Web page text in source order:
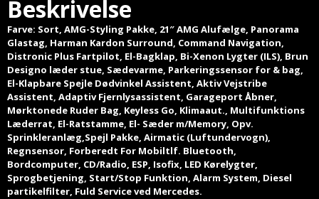
Beskrivelse
Farve: Sort, AMG-Styling Pakke, 21″ AMG Alufælge, Panorama
Glastag, Harman Kardon Surround, Command Navigation,
Distronic Plus Fartpilot, El-Bagklap, Bi-Xenon Lygter (ILS), Brun
Designo læder stue, Sædevarme, Parkeringssensor for & bag,
El-Klapbare Spejle Dødvinkel Assistent, Aktiv Vejstribe
Assistent, Adaptiv Fjernlysassistent, Garageport Åbner,
Mørktonede Ruder Bag, Keyless Go, Klimaaut., Multifunktions
Læderrat, El-Ratstamme, El- Sæder m/Memory, Opv.
Sprinkleranlæg,Spejl Pakke, Airmatic (Luftundervogn),
Regnsensor, Forberedt For Mobiltlf. Bluetooth,
Bordcomputer, CD/Radio, ESP, Isofix, LED Kørelygter,
Sprogbetjening, Start/Stop Funktion, Alarm System, Diesel
partikelfilter, Fuld Service ved Mercedes.